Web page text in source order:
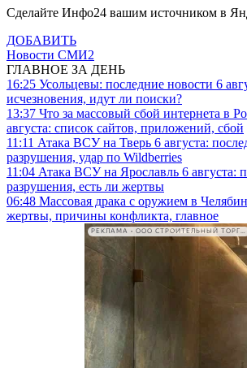
Сделайте Инфо24 вашим источником в
ДОБАВИТЬ
Новости СМИ2
ГЛАВНОЕ ЗА ДЕНЬ
16:25 Усольцевы: последние новости 6
исчезновения, идут ли поиски?
13:37 Что за массовый сбой интернета в
августа: список сайтов, приложений, сбой
11:11 Атака ВСУ на Тверь 6 августа:
разрушения, удар по Wildberries
11:04 Атака ВСУ на Ярославль 6 августа:
разрушения, есть ли жертвы
06:48 Массовая драка с оружием в
жертвы, причины конфликта, главное
РЕКЛАМА • ООО СТРОИТЕЛЬНЫЙ ТОРГОВЫЙ ДОМ «ПЕТРОВИЧ». ИНН: 7802348846